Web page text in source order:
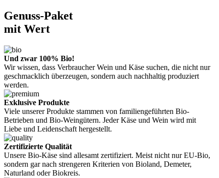
Genuss-Paket
mit Wert
Und zwar 100% Bio!
Wir wissen, dass Verbraucher Wein und Käse suchen, die nicht nur
geschmacklich überzeugen, sondern auch nachhaltig produziert
werden.
Exklusive Produkte
Viele unserer Produkte stammen von familiengeführten Bio-
Betrieben und Bio-Weingütern. Jeder Käse und Wein wird mit
Liebe und Leidenschaft hergestellt.
Zertifizierte Qualität
Unsere Bio-Käse sind allesamt zertifiziert. Meist nicht nur EU-Bio,
sondern gar nach strengeren Kriterien von Bioland, Demeter,
Naturland oder Biokreis.